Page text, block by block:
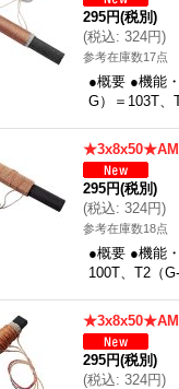
295円(税別)
(税込: 324円)
参考在庫数17点
●概要 ●機能
G）＝103T
295円(税別)
(税込: 324円)
参考在庫数18点
●概要 ●機能
100T、T2（
295円(税別)
(税込: 324円)